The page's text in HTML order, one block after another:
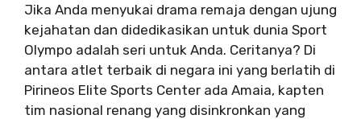
Jika Anda menyukai drama remaja dengan ujung
kejahatan dan didedikasikan untuk dunia Sport
Olympo adalah seri untuk Anda. Ceritanya? Di
antara atlet terbaik di negara ini yang berlatih di
Pirineos Elite Sports Center ada Amaia, kapten
tim nasional renang yang disinkronkan yang